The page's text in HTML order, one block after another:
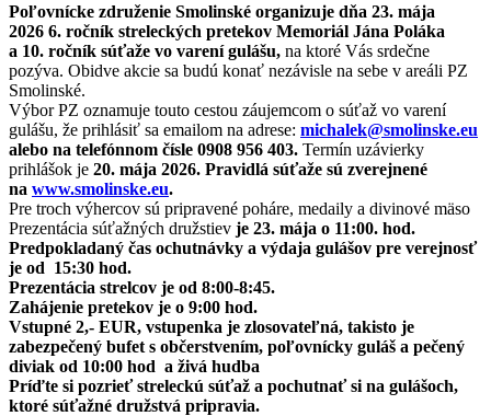
Poľovnícke združenie Smolinské organizuje dňa 23. mája
2026 6. ročník streleckých pretekov Memoriál Jána Poláka
a 10. ročník súťaže vo varení gulášu, na ktoré Vás srdečne
pozýva. Obidve akcie sa budú konať nezávisle na sebe v areáli PZ
Smolinské.
Výbor PZ oznamuje touto cestou záujemcom o súťaž vo varení
gulášu, že prihlásiť sa emailom na adrese: michalek@smolinske.eu
alebo na telefónnom čísle 0908 956 403. Termín uzávierky
prihlášok je 20. mája 2026. Pravidlá súťaže sú zverejnené
na www.smolinske.eu.
Pre troch výhercov sú pripravené poháre, medaily a divinové mäso
Prezentácia súťažných družstiev je 23. mája o 11:00. hod.
Predpokladaný čas ochutnávky a výdaja gulášov pre verejnosť
je od 15:30 hod.
Prezentácia strelcov je od 8:00-8:45.
Zahájenie pretekov je o 9:00 hod.
Vstupné 2,- EUR, vstupenka je zlosovateľná, takisto je
zabezpečený bufet s občerstvením, poľovnícky guláš a pečený
diviak od 10:00 hod a živá hudba
Príďte si pozrieť streleckú súťaž a pochutnať si na gulášoch,
ktoré súťažné družstvá pripravia.